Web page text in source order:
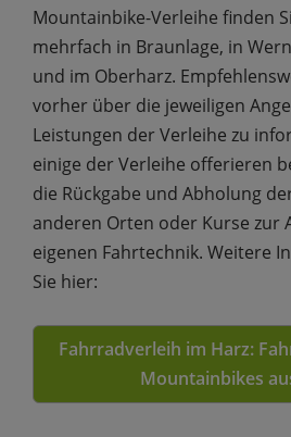
Mountainbike-Verleihe finden
mehrfach in Braunlage, in
und im Oberharz.
vorher über die jeweiligen
Leistungen der Verleihe zu
einige der Verleihe offerieren
die Rückgabe und Abholung
anderen Orten oder Kurse zur
eigenen Fahrtechnik. Weitere
Sie hier:
Fahrradverleih im Harz:
Mountainbikes